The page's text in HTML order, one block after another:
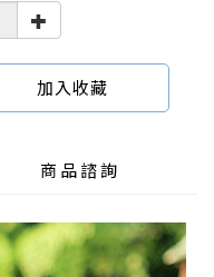
加入收藏
商品諮詢